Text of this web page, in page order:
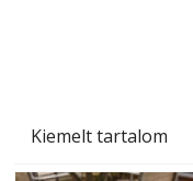
Kiemelt tartalom